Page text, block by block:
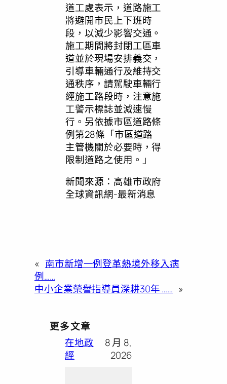
道工處表示，道路施工
將避開市民上下班時
段，以減少影響交通。
施工期間將封閉工區車
道並於現場安排義交，
引導車輛通行及維持交
通秩序，請駕駛車輛行
經施工路段時，注意施
工警示標誌並減速慢
行。另依據市區道路條
例第28條「市區道路
主管機關於必要時，得
限制道路之使用。」
新聞來源：高雄市政府
全球資訊網-最新消息
« 南市新增一例登革熱境外移入病
例……
中小企業榮譽指導員深耕30年 …… »
更多文章
在地政
經
8 月 8,
2026